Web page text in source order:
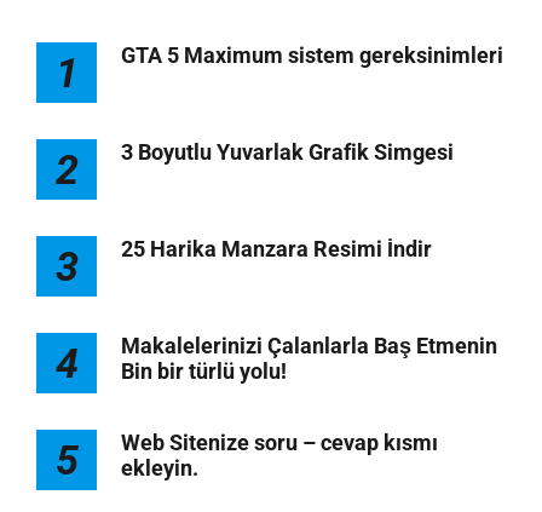
1 GTA 5 Maximum sistem gereksinimleri
2 3 Boyutlu Yuvarlak Grafik Simgesi
3 25 Harika Manzara Resimi İndir
4
Makalelerinizi Çalanlarla Baş Etmenin
Bin bir türlü yolu!
5
Web Sitenize soru – cevap kısmı
ekleyin.